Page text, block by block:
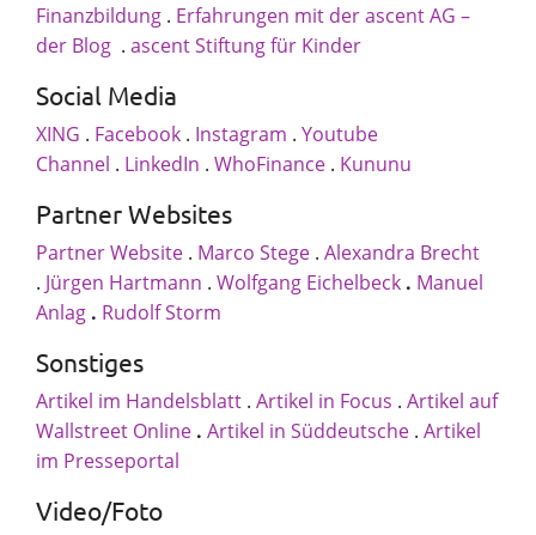
Sachversicherung
Sparen
Unternehmen
Vortrag finden Berater finden
Finanzbildung . Erfahrungen mit der ascent AG –
der Blog . ascent Stiftung für Kinder
Social Media
XING . Facebook . Instagram . Youtube
Channel . LinkedIn . WhoFinance . Kununu
Partner Websites
Partner Website . Marco Stege . Alexandra Brecht
. Jürgen Hartmann . Wolfgang Eichelbeck . Manuel
Anlag . Rudolf Storm
Sonstiges
Artikel im Handelsblatt . Artikel in Focus . Artikel auf
Wallstreet Online . Artikel in Süddeutsche . Artikel
im Presseportal
Video/Foto